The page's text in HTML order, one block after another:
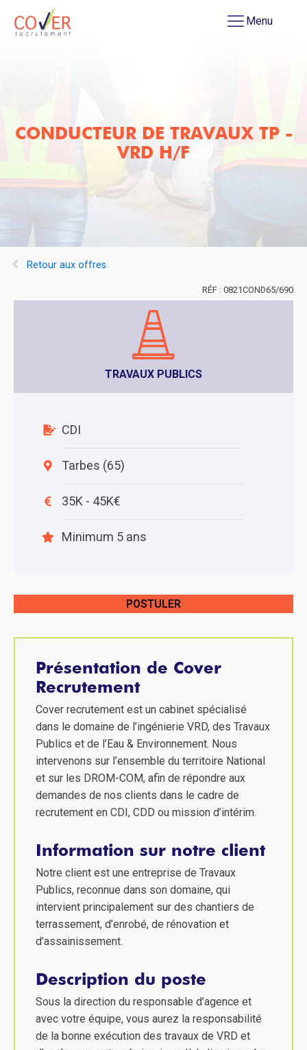
Menu
CONDUCTEUR DE TRAVAUX TP -
VRD H/F
Retour aux offres
0821COND65/690
Présentation de Cover
Recrutement
Cover recrutement est un cabinet spécialisé
dans le domaine de l’ingénierie VRD, des Travaux
Publics et de l’Eau & Environnement. Nous
intervenons sur l’ensemble du territoire National
et sur les DROM-COM, afin de répondre aux
demandes de nos clients dans le cadre de
recrutement en CDI, CDD ou mission d’intérim.
Information sur notre client
Notre client est une entreprise de Travaux
Publics, reconnue dans son domaine, qui
intervient principalement sur des chantiers de
terrassement, d’enrobé, de rénovation et
d’assainissement.
Description du poste
Sous la direction du responsable d’agence et
avec votre équipe, vous aurez la responsabilité
de la bonne exécution des travaux de VRD et
TRAVAUX PUBLICS
CDI
Tarbes (65)
35K - 45K€
Minimum 5 ans
POSTULER